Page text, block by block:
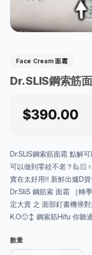
Face Cream 面霜
Dr.SLIS鋼索筋
$390.00
Dr.SLIS鋼索筋面霜 點解
可以做到零紋不老？
實在太好用‼️ 新鮮出爐D
Dr.SliS 鋼筋索 面霜 ［轉
定大賣 之 面部釘書機🉐
K.O🙂↕️ 鋼索筋Hifu 你聽
數量